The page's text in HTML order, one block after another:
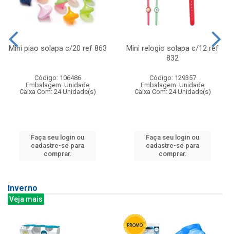
Mini piao solapa c/20 ref 863
Código: 106486
Embalagem: Unidade
Caixa Com: 24 Unidade(s)
Faça seu login ou
cadastre-se para
comprar.
Mini relogio solapa c/12 ref
832
Código: 129357
Embalagem: Unidade
Caixa Com: 24 Unidade(s)
Faça seu login ou
cadastre-se para
comprar.
Inverno
Veja mais